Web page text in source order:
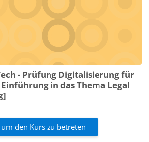
- Prüfung Digitalisierung für
in das Thema Legal
den Kurs zu betreten